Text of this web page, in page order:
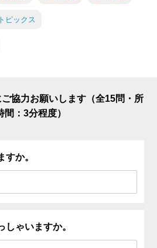
ピックス
協力お願いします（全15問・所
間：3分程度）
すか。
しゃいますか。